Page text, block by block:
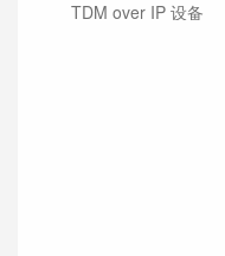
TDM over IP 设备